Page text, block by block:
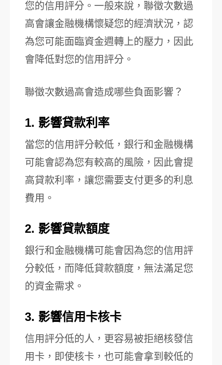
您的信用評分。一般來說，聯徵次數過
高會讓金融機構懷疑您的經濟狀況，認
為您可能面臨資金週轉上的壓力，因此
會降低對您的信用評分。
聯徵次數過高會造成哪些負面影響？
1. 影響貸款利率
當您的信用評分較低，銀行和金融機構
可能會認為您有較高的風險，因此會提
高貸款利率，讓您需要支付更多的利息
費用。
2. 影響貸款額度
銀行和金融機構可能會因為您的信用評
分較低，而降低貸款額度，無法滿足您
的資金需求。
3. 影響信用卡核卡
信用評分低的人，更容易被拒絕核發信
用卡，即使核卡，也可能會拿到較低的